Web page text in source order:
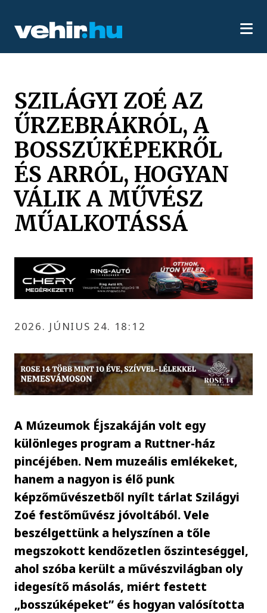
SZILÁGYI ZOÉ AZ
ŰRZEBRÁKRÓL, A
BOSSZÚKÉPEKRŐL
ÉS ARRÓL, HOGYAN
VÁLIK A MŰVÉSZ
MŰALKOTÁSSÁ
2026. JÚNIUS 24. 18:12
A Múzeumok Éjszakáján volt egy
különleges program a Ruttner-ház
pincéjében. Nem muzeális emlékeket,
hanem a nagyon is élő punk
képzőművészetből nyílt tárlat Szilágyi
Zoé festőművész jóvoltából. Vele
beszélgettünk a helyszínen a tőle
megszokott kendőzetlen őszinteséggel,
ahol szóba került a művészvilágban oly
idegesítő másolás, miért festett
„bosszúképeket” és hogyan valósította